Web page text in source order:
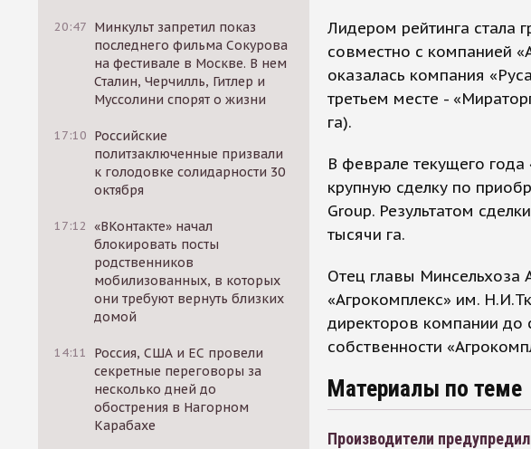
20:47 Минкульт запретил показ
последнего фильма Сокурова
на фестивале в Москве. В нем
Сталин, Черчилль, Гитлер и
Муссолини спорят о жизни
17:10 Российские
политзаключенные призвали
к голодовке солидарности 30
октября
17:12 «ВКонтакте» начал
блокировать посты
родственников
мобилизованных, в которых
они требуют вернуть близких
домой
14:11
Россия, США и ЕС провели
секретные переговоры за
несколько дней до
обострения в Нагорном
Карабахе
Лидером рейтинга стала
совместно с компанией
оказалась компания
третьем месте -
га).
В феврале текущего
крупную сделку по
Group. Результатом
тысячи га.
Отец главы Минсельхоза
«Агрокомплекс» им.
директоров компании до
собственности
Материалы по теме
Производители